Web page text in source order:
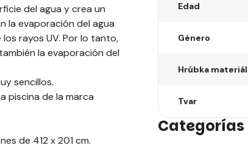
del agua y crea un
la evaporación del agua
rayos UV. Por lo tanto,
la evaporación del
sencillos.
piscina de la marca
de 412 x 201 cm.
Edad
Género
Hrúbka
Tvar